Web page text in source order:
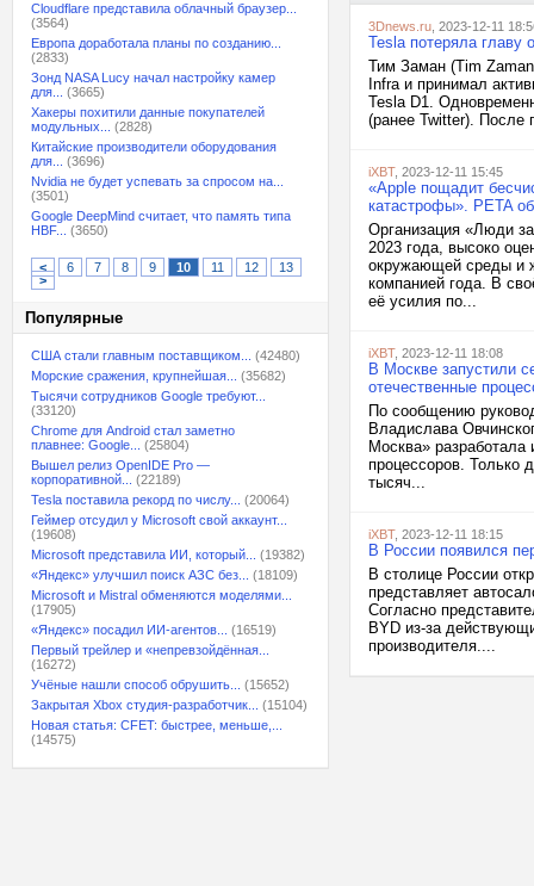
Cloudflare представила облачный браузер...
(3564)
Европа доработала планы по созданию...
(2833)
Зонд NASA Lucy начал настройку камер
для...
(3665)
Хакеры похитили данные покупателей
модульных...
(2828)
Китайские производители оборудования
для...
(3696)
Nvidia не будет успевать за спросом на...
(3501)
Google DeepMind считает, что память типа
HBF...
(3650)
< 6 7 8 9 10 11 12
13
>
Популярные
США стали главным поставщиком...
(42480)
Морские сражения, крупнейшая...
(35682)
Тысячи сотрудников Google требуют...
(33120)
Chrome для Android стал заметно
плавнее: Google...
(25804)
Вышел релиз OpenIDE Pro —
корпоративной...
(22189)
Tesla поставила рекорд по числу...
(20064)
Геймер отсудил у Microsoft свой аккаунт...
(19608)
Microsoft представила ИИ, который...
(19382)
«Яндекс» улучшил поиск АЗС без...
(18109)
Microsoft и Mistral обменяются моделями...
(17905)
«Яндекс» посадил ИИ-агентов...
(16519)
Первый трейлер и «непревзойдённая...
(16272)
Учёные нашли способ обрушить...
(15652)
Закрытая Xbox студия-разработчик...
(15104)
Новая статья: CFET: быстрее, меньше,...
(14575)
3Dnews.ru , 2023-12-11
Tesla потеряла
Тим Заман (Tim
Infra и принимал
Tesla D1.
(ранее Twitter). После
iXBT, 2023-12-11 15:45
«Apple пощадит
катастрофы». PETA
Организация «Люди
2023 года, высоко
окружающей среды и
компанией года. В
её усилия по...
iXBT, 2023-12-11 18:08
В Москве запустили
отечественные
По сообщению
Владислава
Москва» разработала
процессоров. Только
тысяч...
iXBT, 2023-12-11 18:15
В России появился
В столице России
представляет
Согласно
BYD из-за
производителя....